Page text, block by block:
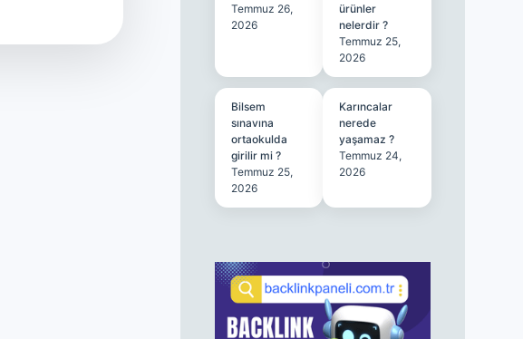
Temmuz 26,
2026
ürünler
nelerdir ?
Temmuz 25,
2026
Bilsem
sınavına
ortaokulda
girilir mi ?
Temmuz 25,
2026
Karıncalar
nerede
yaşamaz ?
Temmuz 24,
2026